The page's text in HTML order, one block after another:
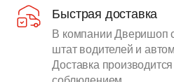
Быстрая доставка
В компании Дверишоп
штат водителей и
Доставка